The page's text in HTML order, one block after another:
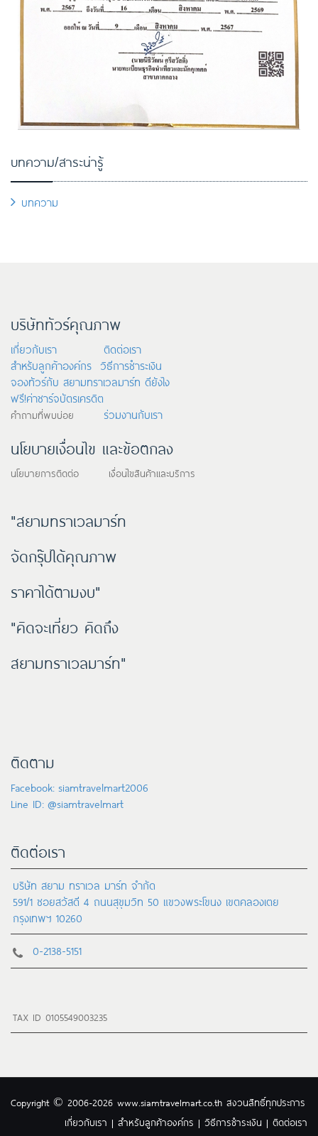
บทความ/สาระน่ารู้
บทความ
บริษัททัวร์คุณภาพ
เกี่ยวกับเรา
ติดต่อเรา
สำหรับลูกค้าองค์กร วิธีการชำระเงิน
จองทัวร์กับ สยามทราเวลมาร์ท ดียังไง
ฟรี!ค่าชาร์จบัตรเครดิต
คำถามที่พบบ่อย ร่วมงานกับเรา
นโยบายเงื่อนไข และข้อตกลง
นโยบายการติดต่อ เงื่อนไขสินค้าและบริการ
"สยามทราเวลมาร์ท
จัดกรุ๊ปได้คุณภาพ
ราคาได้ตามงบ"
"คิดจะเที่ยว คิดถึง
สยามทราเวลมาร์ท"
ติดตาม
Facebook: siamtravelmart2006
Line ID: @siamtravelmart
ติดต่อเรา
บริษัท สยาม ทราเวล มาร์ท จำกัด
591/1 ซอยสวัสดี 4 ถนนสุขุมวิท 50 แขวงพระโขนง เขตคลองเตย
กรุงเทพฯ 10260
0-2138-5151
TAX ID 0105549003235
Copyright © 2006-2026 www.siamtravelmart.co.th สงวนสิทธิ์ทุกประการ
เกี่ยวกับเรา | สำหรับลูกค้าองค์กร | วิธีการชำระเงิน | ติดต่อเรา